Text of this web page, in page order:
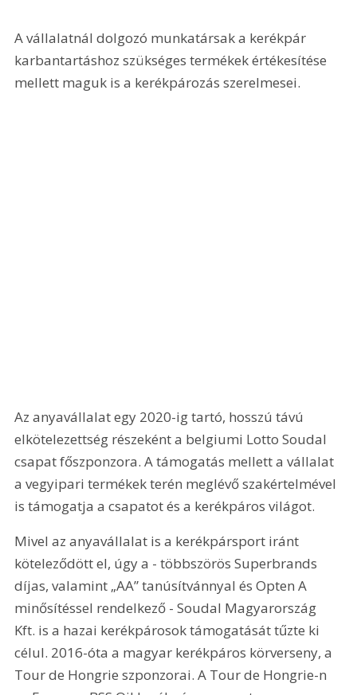
A vállalatnál dolgozó munkatársak a kerékpár
karbantartáshoz szükséges termékek értékesítése
mellett maguk is a kerékpározás szerelmesei.
Az anyavállalat egy 2020-ig tartó, hosszú távú
elkötelezettség részeként a belgiumi Lotto Soudal
csapat főszponzora. A támogatás mellett a vállalat
a vegyipari termékek terén meglévő szakértelmével
is támogatja a csapatot és a kerékpáros világot.
Mivel az anyavállalat is a kerékpársport iránt
köteleződött el, úgy a - többszörös Superbrands
díjas, valamint „AA” tanúsítvánnyal és Opten A
minősítéssel rendelkező - Soudal Magyarország
Kft. is a hazai kerékpárosok támogatását tűzte ki
célul. 2016-óta a magyar kerékpáros körverseny, a
Tour de Hongrie szponzorai. A Tour de Hongrie-n